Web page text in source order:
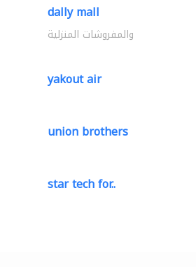
dally mall
والمفروشات المنزلية
yakout air
union brothers
star tech for..